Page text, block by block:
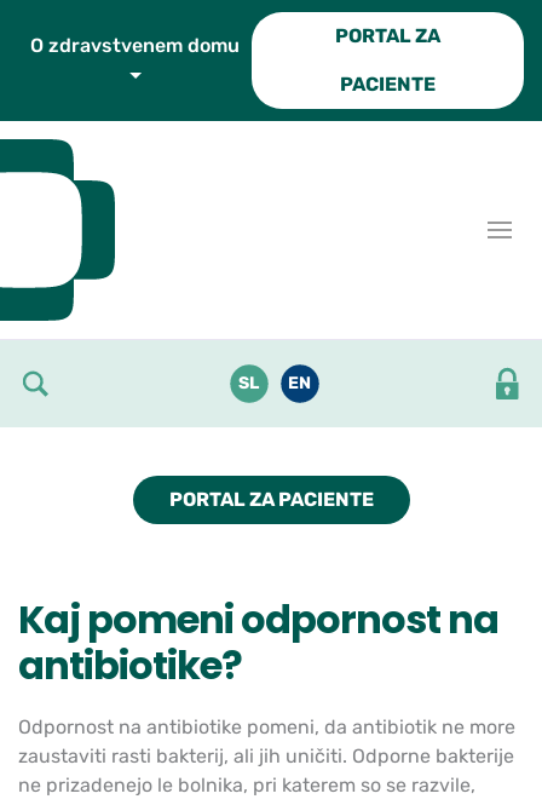
PORTAL ZA
PACIENTE
SL EN
PORTAL ZA PACIENTE
Kaj pomeni odpornost na
antibiotike?
Odpornost na antibiotike pomeni, da antibiotik ne more
zaustaviti rasti bakterij, ali jih uničiti. Odporne bakterije
ne prizadenejo le bolnika, pri katerem so se razvile,